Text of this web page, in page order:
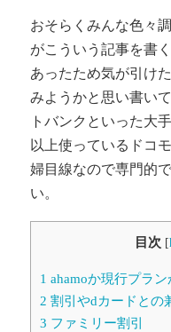
おそらくみんな色々
がこういう記事を書
あったため気が引け
みようかと思い書い
トバンクといった大
以上使っているドコ
婦目線なので専門的
い。
目次 [
1 ahamoか現行プラン
2 割引やdカードとの
3 ファミリー割引